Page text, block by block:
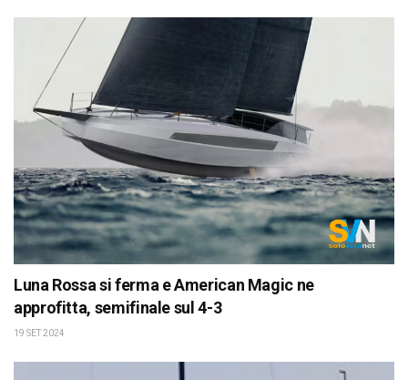
Luna Rossa si ferma e American Magic ne
approfitta, semifinale sul 4-3
19 SET 2024